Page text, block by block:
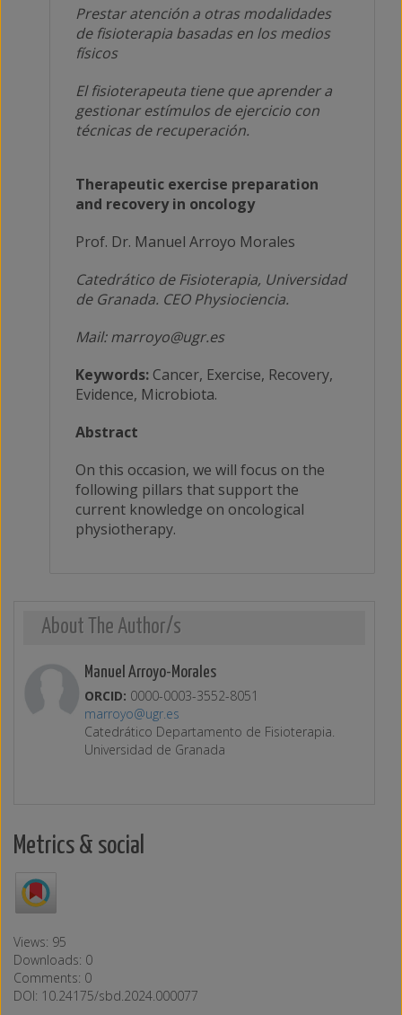
Prestar atención a otras modalidades
de fisioterapia basadas en los medios
físicos
El fisioterapeuta tiene que aprender a
gestionar estímulos de ejercicio con
técnicas de recuperación.
Therapeutic exercise preparation
and recovery in oncology
Prof. Dr. Manuel Arroyo Morales
Catedrático de Fisioterapia, Universidad
de Granada. CEO Physiociencia.
Mail: marroyo@ugr.es
Keywords: Cancer, Exercise, Recovery,
Evidence, Microbiota.
Abstract
On this occasion, we will focus on the
following pillars that support the
current knowledge on oncological
physiotherapy.
About The Author/s
Manuel Arroyo-Morales
ORCID: 0000-0003-3552-8051
marroyo@ugr.es
Catedrático Departamento de Fisioterapia.
Universidad de Granada
Metrics & social
Views: 95
Downloads: 0
Comments: 0
DOI: 10.24175/sbd.2024.000077